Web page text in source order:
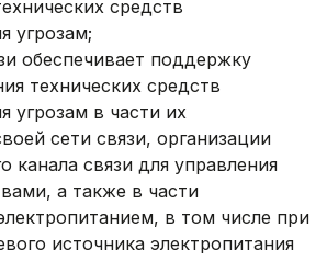
средств
угрозам;
обеспечивает поддержку
технических средств
угрозам в части их
сети связи, организации
канала связи для управления
‎а также в части
в том числе при
источника электропитания